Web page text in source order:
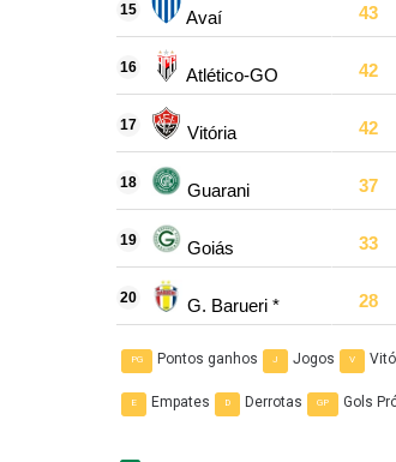
15 Avaí 43
16 Atlético-GO 42
17 Vitória 42
18 Guarani 37
19 Goiás 33
20 G. Barueri * 28
PG Pontos ganhos J Jogos V
E Empates D Derrotas GP Gols